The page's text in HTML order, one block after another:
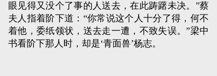
眼见得又没个了事的人送去，在此踌躇未决。”蔡
夫人指着阶下道：“你常说这个人十分了得，何不
着他，委纸领状，送去走一遭，不致失误。”梁中
书看阶下那人时，却是‘青面兽’杨志。